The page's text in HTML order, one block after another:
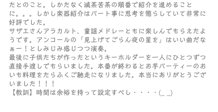
たとのこと。しかたなく滅茶苦茶の順番で紹介を進めること
に。。。しかし楽器紹介はパート事に思考を懲らしていて非常に
好評でした。
サザエさんアラカルト、童謡メドレーともに楽しんでもらえたよ
うです。アンコールの「見上げてごらん夜の星を」はいい曲だな
ぁー！としみじみ感じつつ演奏。
最後に子供たちが作ったというキーホルダーを一人にひとつずつ
直接手渡しでもらいました。本番が終わるとお芋パーティーのお
いも料理をたらふくご馳走になりました。本当にありがとうござ
いました！！！
【教訓】時間は余裕を持って設定すべし・・・・(_ _)